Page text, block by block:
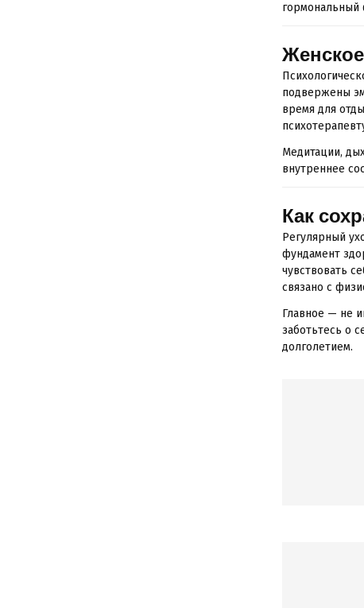
гормональный
подвержены
время для
Медитации,
внутреннее
Как
Регулярный
фундамент
чувствовать
связано с
Главное — не
заботьтесь о
долголетием.